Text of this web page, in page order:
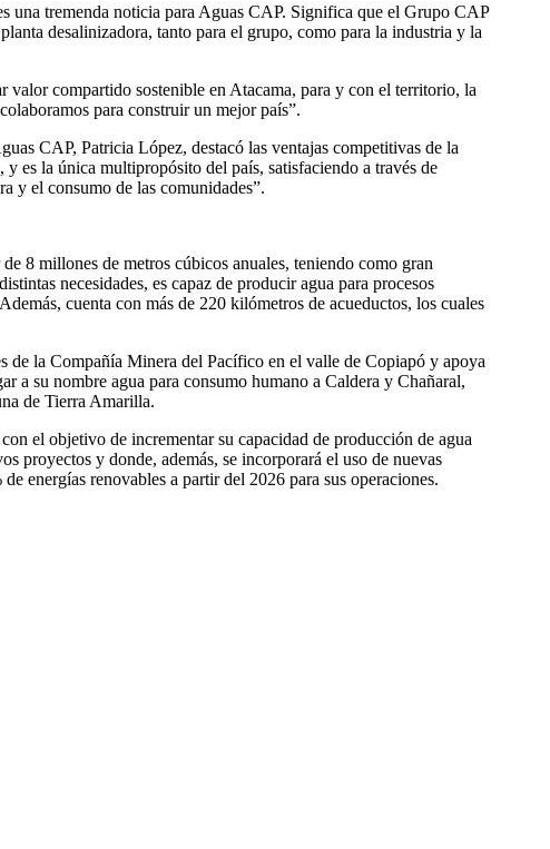
una tremenda noticia para Aguas CAP. Significa que el Grupo CAP
desalinizadora, tanto para el grupo, como para la industria y la
valor compartido sostenible en Atacama, para y con el territorio, la
para construir un mejor país”.
CAP, Patricia López, destacó las ventajas competitivas de la
es la única multipropósito del país, satisfaciendo a través de
y el consumo de las comunidades”.
8 millones de metros cúbicos anuales, teniendo como gran
necesidades, es capaz de producir agua para procesos
cuenta con más de 220 kilómetros de acueductos, los cuales
de la Compañía Minera del Pacífico en el valle de Copiapó y apoya
a su nombre agua para consumo humano a Caldera y Chañaral,
de Tierra Amarilla.
el objetivo de incrementar su capacidad de producción de agua
proyectos y donde, además, se incorporará el uso de nuevas
energías renovables a partir del 2026 para sus operaciones.